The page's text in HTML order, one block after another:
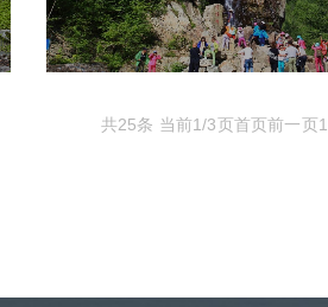
共25条 当前1/3页首页前一页1